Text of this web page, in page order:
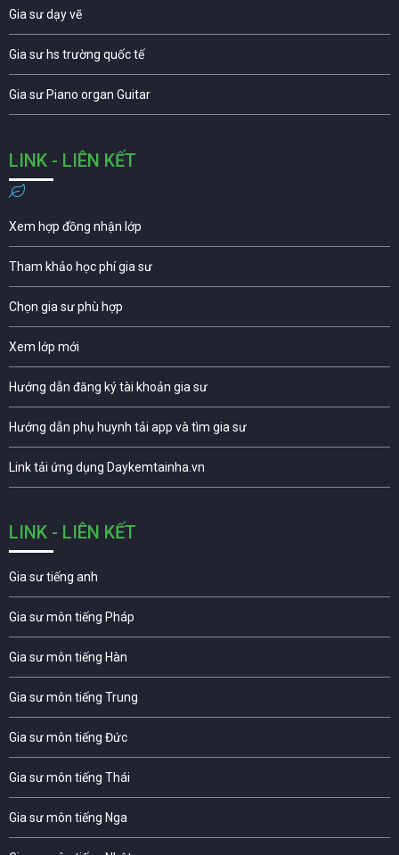
Gia sư dạy vẽ
Gia sư hs trường quốc tế
Gia sư Piano organ Guitar
LINK - LIÊN KẾT
Xem hợp đồng nhận lớp
Tham khảo học phí gia sư
Chọn gia sư phù hợp
Xem lớp mới
Hướng dẫn đăng ký tài khoản gia sư
Hướng dẫn phụ huynh tải app và tìm gia sư
Link tải ứng dụng Daykemtainha.vn
LINK - LIÊN KẾT
Gia sư tiếng anh
Gia sư môn tiếng Pháp
Gia sư môn tiếng Hàn
Gia sư môn tiếng Trung
Gia sư môn tiếng Đức
Gia sư môn tiếng Thái
Gia sư môn tiếng Nga